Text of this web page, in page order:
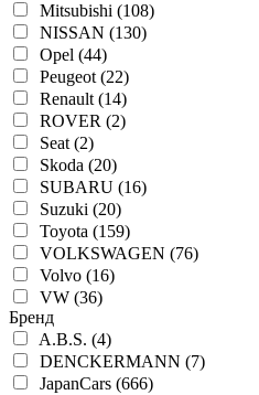
Mitsubishi (108)
NISSAN (130)
Opel (44)
Peugeot (22)
Renault (14)
ROVER (2)
Seat (2)
Skoda (20)
SUBARU (16)
Suzuki (20)
Toyota (159)
VOLKSWAGEN (76)
Volvo (16)
VW (36)
Бренд
A.B.S. (4)
DENCKERMANN (7)
JapanCars (666)